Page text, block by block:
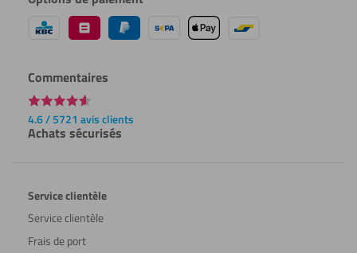
Commentaires
4.6 / 5721 avis clients
Achats sécurisés
Service clientèle
Service clientèle
Frais de port